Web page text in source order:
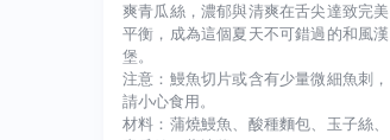
爽青瓜絲，濃郁與清爽在舌尖達致完美
平衡，成為這個夏天不可錯過的和風漢
堡。
注意：鰻魚切片或含有少量微細魚刺，
請小心食用。
材料：蒲燒鰻魚、酸種麵包、玉子絲、